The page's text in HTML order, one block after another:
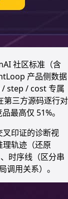
社区标准（含
产品侧数据
step / cost 专属
第三方源码逐行对
最高仅 51%。
印证的诊断视
轨迹（还原
时序线（区分串
调用关系）。